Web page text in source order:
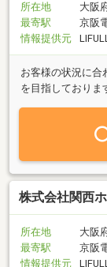
所在地
大阪
最寄駅
京阪
情報提供元
お客様の状況に合
を目指しておりま
株式会社関西
所在地
大阪
最寄駅
京阪
情報提供元